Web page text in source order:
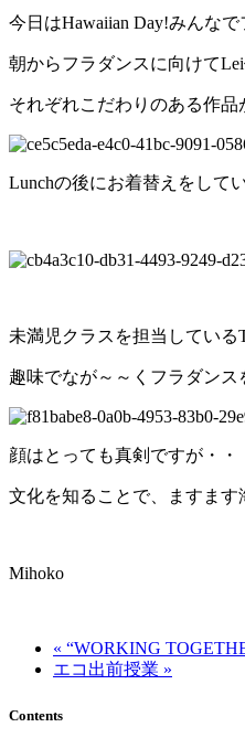
今日はHawaiian Day!みんなで
朝からフラダンスに向けてLei
それぞれこだわりのある作品
Lunchの後にお着替えをして
未満児クラスを担当している
趣味でなが～～くフラダンス
顔はとっても真剣ですが・
文化を知ることで、ますます
Mihoko
« “WORKING
エコ出前授業 »
Contents